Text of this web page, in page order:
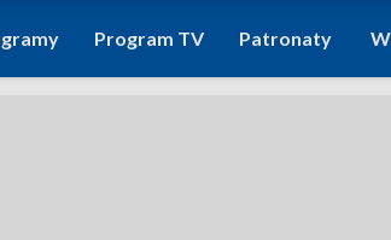
Program TV Patronaty